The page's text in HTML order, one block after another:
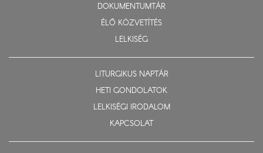
DOKUMENTUMTÁR
ÉLŐ KÖZVETÍTÉS
LELKISÉG
LITURGIKUS NAPTÁR
HETI GONDOLATOK
LELKISÉGI IRODALOM
KAPCSOLAT